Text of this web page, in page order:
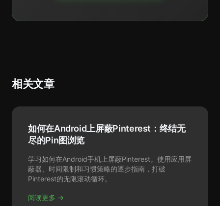
相关文章
如何在Android上屏蔽Pinterest：终结无
尽的Pin图浏览
学习如何在Android手机上屏蔽Pinterest。使用应用屏
蔽器、时间限制和习惯策略的逐步指南，打破
Pinterest的无限滚动循环。
阅读更多 →